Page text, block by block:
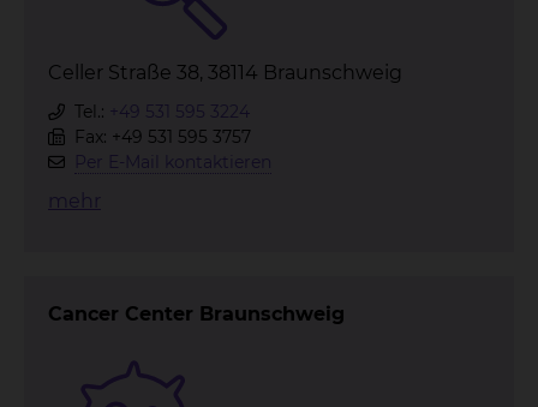
Celler Straße 38, 38114 Braunschweig
Tel.: +49 531 595 3224
Fax: +49 531 595 3757
Per E-Mail kontaktieren
mehr
Cancer Center Braunschweig